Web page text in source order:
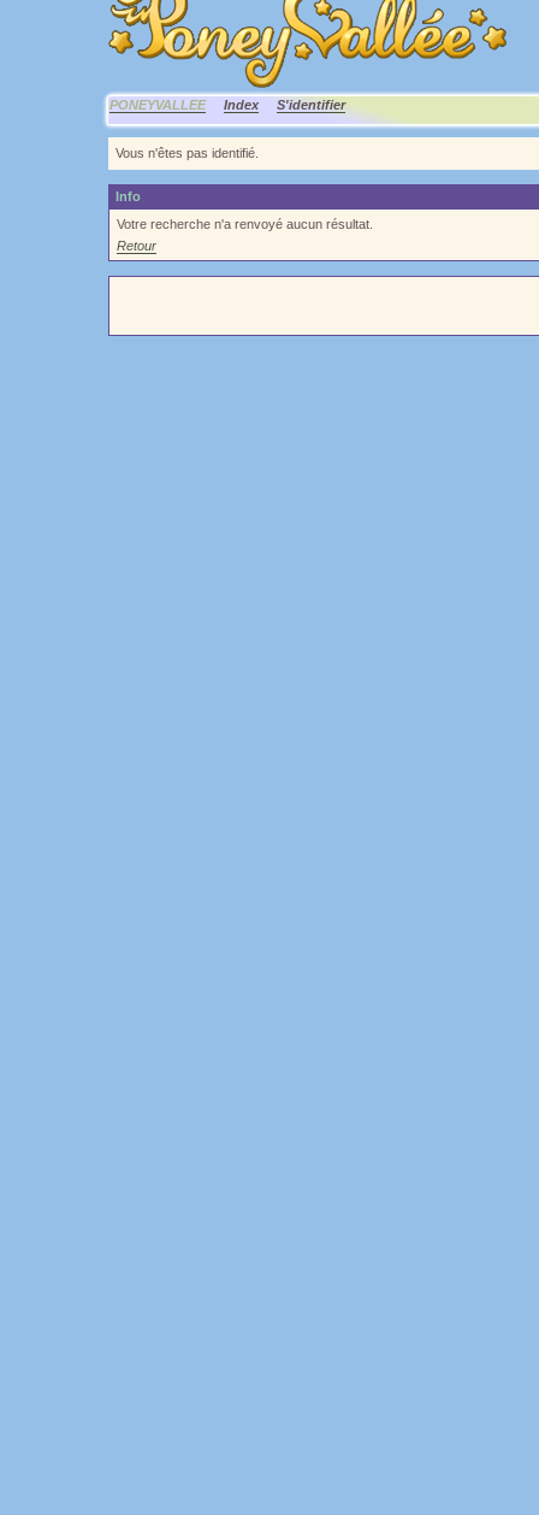
PONEYVALLEE Index S'identifier
Vous n'êtes pas identifié.
Info
Votre recherche n'a renvoyé aucun résultat.
Retour